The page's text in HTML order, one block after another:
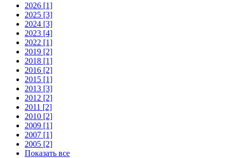
2026 [1]
2025 [3]
2024 [3]
2023 [4]
2022 [1]
2019 [2]
2018 [1]
2016 [2]
2015 [1]
2013 [3]
2012 [2]
2011 [2]
2010 [2]
2009 [1]
2007 [1]
2005 [2]
Показать все